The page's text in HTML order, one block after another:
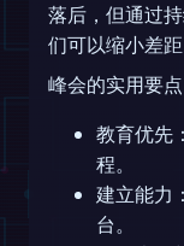
落后，但通过
们可以缩小差距
峰会的实用要点
教育优先
程。
建立能力
台。